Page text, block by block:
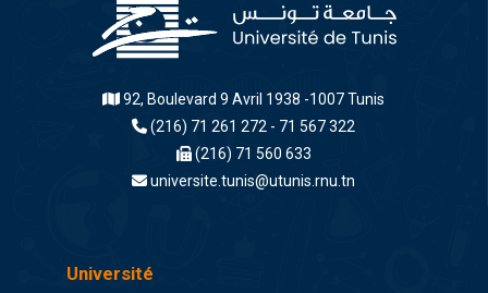
92, Boulevard 9 Avril 1938 -1007 Tunis
(216) 71 261 272 - 71 567 322
(216) 71 560 633
universite.tunis@utunis.rnu.tn
Université